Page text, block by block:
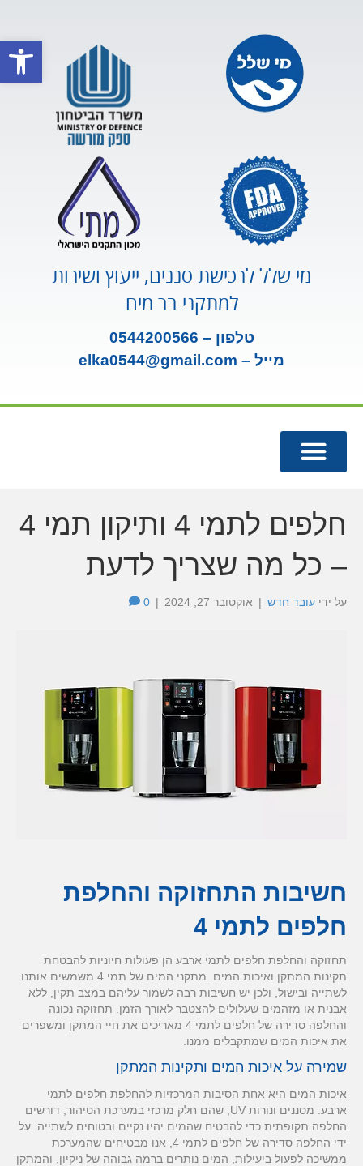
פתח
מי שלל לרכישת סננים, ייעוץ ושירות
למתקני בר מים
טלפון – 0544200566
מייל –
elka0544@gmail.com
חלפים לתמי 4 ותיקון תמי 4
– כל מה שצריך לדעת
על ידי עובד חדש | אוקטובר 27, 2024 |
0
חשיבות התחזוקה והחלפת
חלפים לתמי 4
תחזוקה והחלפת חלפים לתמי ארבע הן פעולות חיוניות להבטחת
תקינות המתקן ואיכות המים. מתקני המים של תמי 4 משמשים אותנו
לשתייה ובישול, ולכן יש חשיבות רבה לשמור עליהם במצב תקין, ללא
אבנית או מזהמים שעלולים להצטבר לאורך הזמן. תחזוקה נכונה
והחלפה סדירה של חלפים לתמי 4 מאריכים את חיי המתקן ומשפרים
את איכות המים שמתקבלים ממנו.
שמירה על איכות המים ותקינות המתקן
איכות המים היא אחת הסיבות המרכזיות להחלפת חלפים לתמי
ארבע. מסננים ונורות UV, שהם חלק מרכזי במערכת הטיהור, דורשים
החלפה תקופתית כדי להבטיח שהמים יהיו נקיים ובטוחים לשתייה. על
ידי החלפה סדירה של חלפים לתמי 4, אנו מבטיחים שהמערכת
ממשיכה לפעול ביעילות, המים נותרים ברמה גבוהה של ניקיון, והמתקן